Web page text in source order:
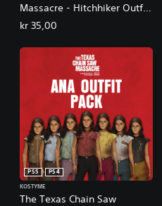
Massacre - Hitchhiker Outfit
1 - Claymore
kr 35,00
The Texas Chain Saw
PS5
PS4
KOSTYME